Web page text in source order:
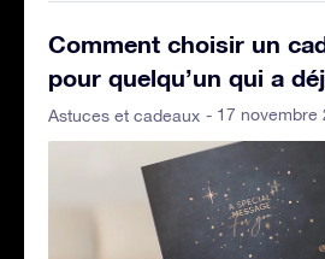
Comment choisir un
pour quelqu’un qui a
Astuces et cadeaux - 17 novembre